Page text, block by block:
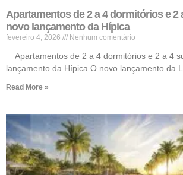
Apartamentos de 2 a 4 dormitórios e 2
novo lançamento da Hípica
fevereiro 4, 2026 Nenhum comentário
Apartamentos de 2 a 4 dormitórios e 2 a 4
lançamento da Hípica O novo lançamento da
Read More »